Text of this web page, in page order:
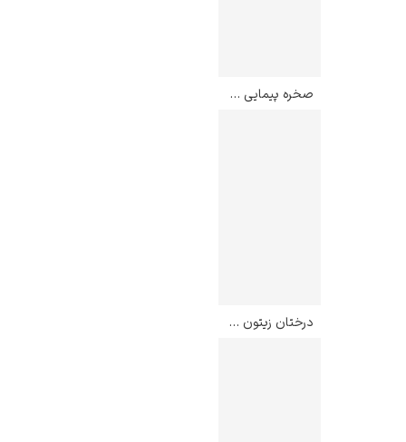
صخره پیمایی در پورویل – کلود مونه
درختان زیتون – ونسان ون گوگ